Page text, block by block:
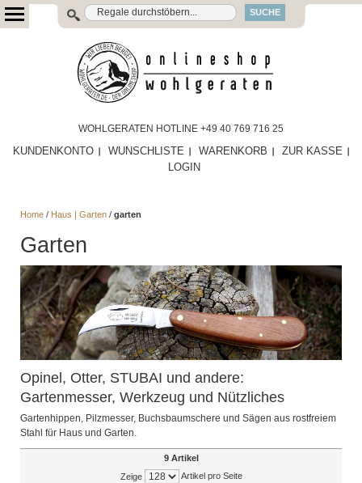
SUCHE
WOHLGERATEN HOTLINE +49 40 769 716 25
KUNDENKONTO WUNSCHLISTE WARENKORB
ZUR KASSE
LOGIN
Home / Haus | Garten / garten
Garten
Opinel, Otter, STUBAI und andere:
Gartenmesser, Werkzeug und Nützliches
Gartenhippen, Pilzmesser, Buchsbaumschere und Sägen aus rostfreiem
Stahl für Haus und Garten.
9 Artikel
Zeige
Artikel pro Seite